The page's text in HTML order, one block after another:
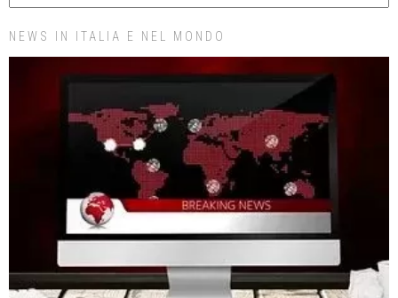
NEWS IN ITALIA E NEL MONDO